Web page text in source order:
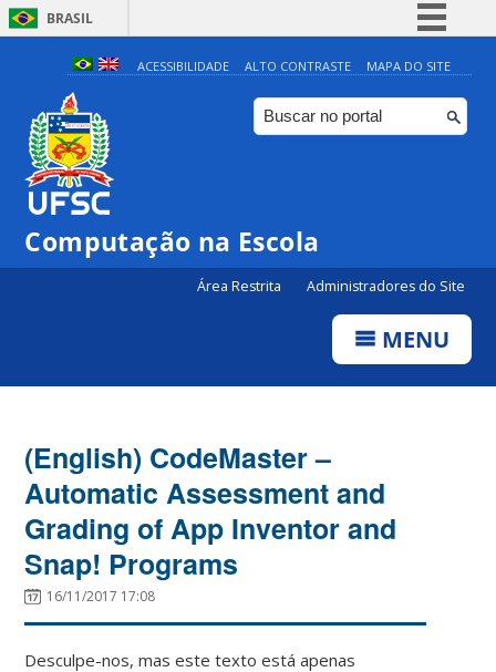
BRASIL
Simplifique!
Comunica BR
Participe
ACESSIBILIDADE ALTO CONTRASTE MAPA DO SITE
Computação na Escola
Área Restrita Administradores do Site
MENU
(English) CodeMaster –
Automatic Assessment and
Grading of App Inventor and
Snap! Programs
16/11/2017 17:08
Desculpe-nos, mas este texto está apenas